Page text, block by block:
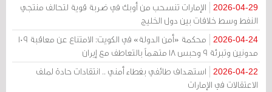
2026-04-29
الإمارات تنسحب من أوبك في ضربة قوية لتحالف منتجي
النفط وسط خلافات بين دول الخليج
2026-04-24
محكمة «أمن الدولة» في الكويت: الامتناع عن معاقبة 109
مدونين وتبرئة 9 وحبس 18 متهماً بالتعاطف مع إيران
2026-04-22
استهداف طائفي بغطاء أمني .. انتقادات حادة لملف
الاعتقالات في الإمارات